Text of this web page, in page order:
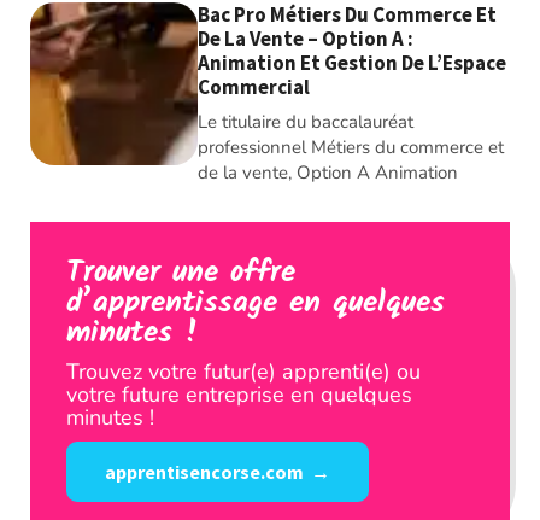
Bac Pro Métiers Du Commerce Et
De La Vente – Option A :
Animation Et Gestion De L’Espace
Commercial
Le titulaire du baccalauréat
professionnel Métiers du commerce et
de la vente, Option A Animation
Trouver une offre
d’apprentissage en quelques
minutes !
Trouvez votre futur(e) apprenti(e) ou
votre future entreprise en quelques
minutes !
apprentisencorse.com →